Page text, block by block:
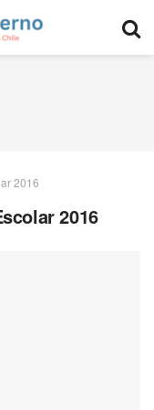
2016
2016